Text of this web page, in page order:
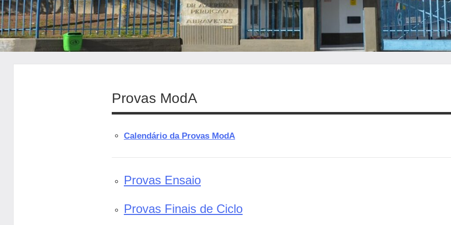
Provas ModA
Calendário da Provas ModA
Provas Ensaio
Provas Finais de Ciclo